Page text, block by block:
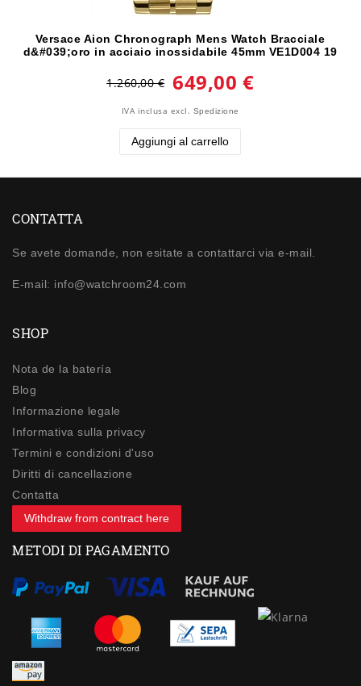
Versace Aion Chronograph Mens Watch Bracciale
d&#039;oro in acciaio inossidabile 45mm VE1D004 19
1.260,00 € 649,00 €
IVA inclusa excl. Spedizione
Aggiungi al carrello
CONTATTA
Se avete domande, non esitate a contattarci via e-mail.
E-mail: info@watchroom24.com
SHOP
Nota de la batería
Blog
Informazione legale
Informativa sulla privacy
Termini e condizioni d'uso
Diritti di cancellazione
Contatta
Withdraw from contract here
METODI DI PAGAMENTO